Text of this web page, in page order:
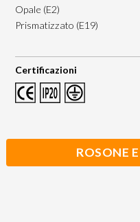
Opale (E2)
Prismatizzato (E19)
Certificazioni
ROSONE